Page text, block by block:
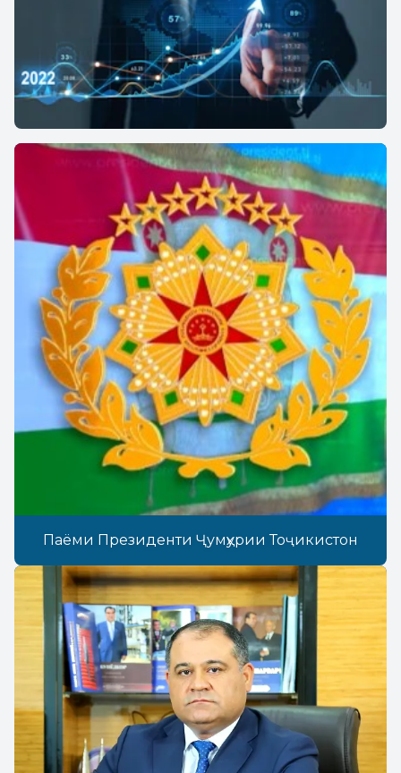
Паёми Президенти Ҷумҳурии Тоҷикистон